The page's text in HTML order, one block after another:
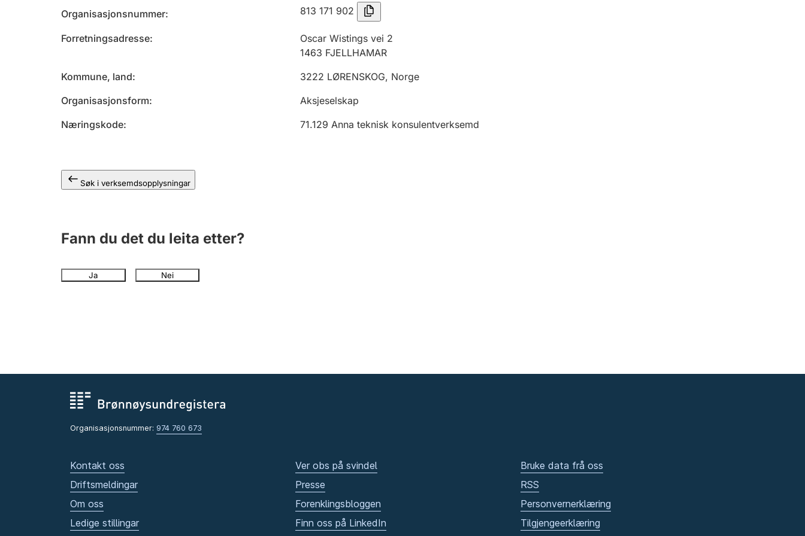
Organisasjonsnummer 813 171 902
Forretningsadresse
Oscar Wistings vei 2
1463 FJELLHAMAR
Kommune, land
3222 LØRENSKOG, Norge
Organisasjonsform
Aksjeselskap
Næringskode
71.129 Anna teknisk konsulentverksemd
Søk i verksemdsopplysningar
Fann du det du leita etter?
Ja Nei
Organisasjonsnummer: 974 760 673
Kontakt oss
Driftsmeldingar
Om oss
Ledige stillingar
Ver obs på svindel
Presse
Forenklingsbloggen
Finn oss på LinkedIn
Bruke data frå oss
RSS
Personvernerklæring
Tilgjengeerklæring